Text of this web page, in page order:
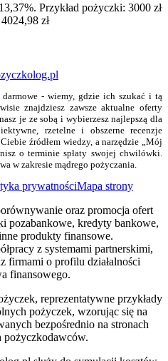
Przykład pożyczki: 3000 zł
zł
- wiemy, gdzie ich szukać i tą
znajdziesz zawsze aktualne oferty
je ze sobą i wybierzesz najlepszą dla
rzetelne i obszerne recenzje
źródłem wiedzy, a narzędzie „Mój
o terminie spłaty swojej chwilówki.
w zakresie mądrego pożyczania.
prywatnościMapa strony
oraz promocja ofert
pozabankowe, kredyty bankowe,
produkty finansowe.
z systemami partnerskimi,
firmami o profilu działalności
finansowego.
reprezentatywne przykłady
pożyczek, wzorując się na
bezpośrednio na stronach
pożyczkodawców.